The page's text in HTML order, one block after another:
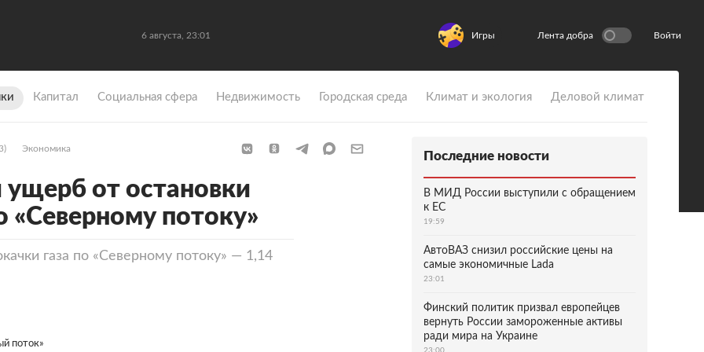
6 августа, 23:01 Игры Лента добра Войти
Капитал Социальная сфера Недвижимость Городская среда Климат и экология Деловой климат
Экономика
от остановки
«Северному потоку»
газа по «Северному потоку» — 1,14
поток»
Последние новости
В МИД России выступили с обращением
к ЕС
19:59
АвтоВАЗ снизил российские цены на
самые экономичные Lada
23:01
Финский политик призвал европейцев
вернуть России замороженные активы
ради мира на Украине
23:00